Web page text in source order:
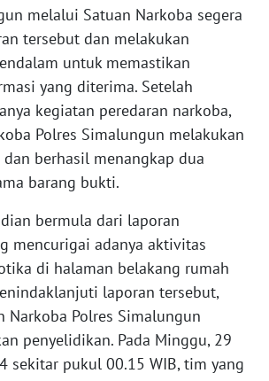
melalui Satuan Narkoba segera
tersebut dan melakukan
untuk memastikan
yang diterima. Setelah
kegiatan peredaran narkoba,
Polres Simalungun melakukan
berhasil menangkap dua
barang bukti.
bermula dari laporan
mencurigai adanya aktivitas
di halaman belakang rumah
laporan tersebut,
Narkoba Polres Simalungun
penyelidikan. Pada Minggu, 29
sekitar pukul 00.15 WIB, tim yang